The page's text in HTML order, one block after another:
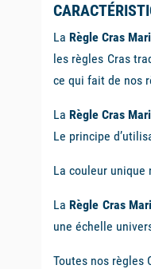
La Règle Cras
les règles Cras
ce qui fait de nos
La Règle Cras
Le principe
La couleur
La Règle Cras
une échelle
Toutes nos règles